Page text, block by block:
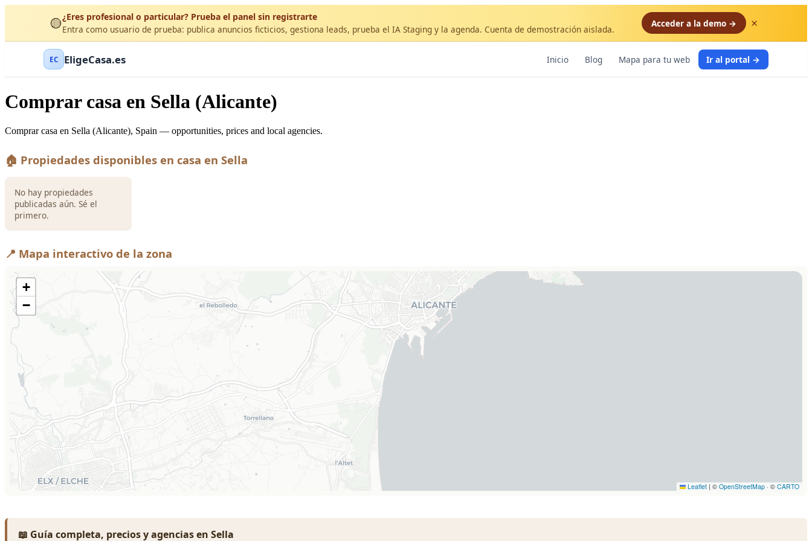
🟡¿Eres profesional o particular? Prueba el panel sin registrarte
Entra como usuario de prueba: publica anuncios ficticios, gestiona leads, prueba el IA Staging y la agenda. Cuenta de demostración aislada.
Acceder a la demo → ×
EC EligeCasa.es Inicio Blog Mapa para tu web Ir al portal →
Comprar casa en Sella (Alicante)
Comprar casa en Sella (Alicante), Spain — opportunities, prices and local agencies.
🏠 Propiedades disponibles en casa en Sella
No hay propiedades
publicadas aún. Sé el
primero.
📍 Mapa interactivo de la zona
📖 Guía completa, precios y agencias en Sella